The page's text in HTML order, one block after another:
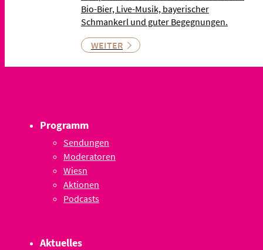
Bio-Bier, Live-Musik, bayerischer
Schmankerl und guter Begegnungen.
WEITER
Programm
Sendungen
Moderatoren
Wiesn
Aktionen
Podcasts
Aktuelles